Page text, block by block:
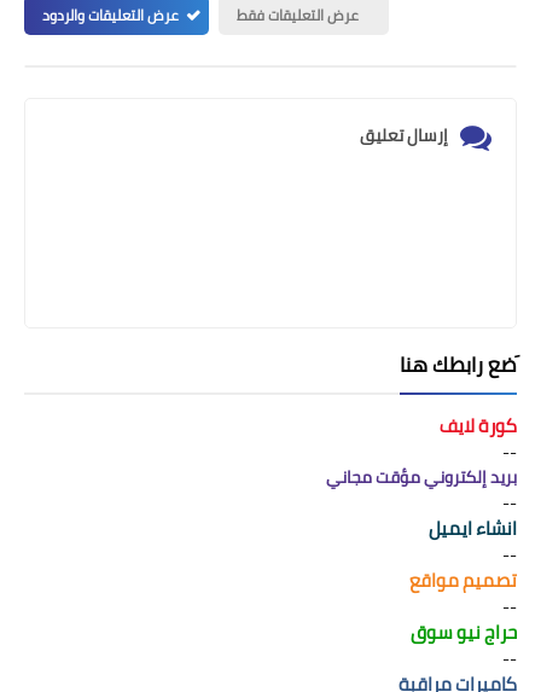
عرض التعليقات فقط
عرض التعليقات والردود
إرسال تعليق
َضع رابطك هنا
كورة لايف
--
بريد إلكتروني مؤقت مجاني
--
انشاء ايميل
--
تصميم مواقع
--
حراج نيو سوق
--
كاميرات مراقبة